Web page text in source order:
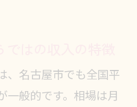
、名古屋市でも全国平
一般的です。相場は月